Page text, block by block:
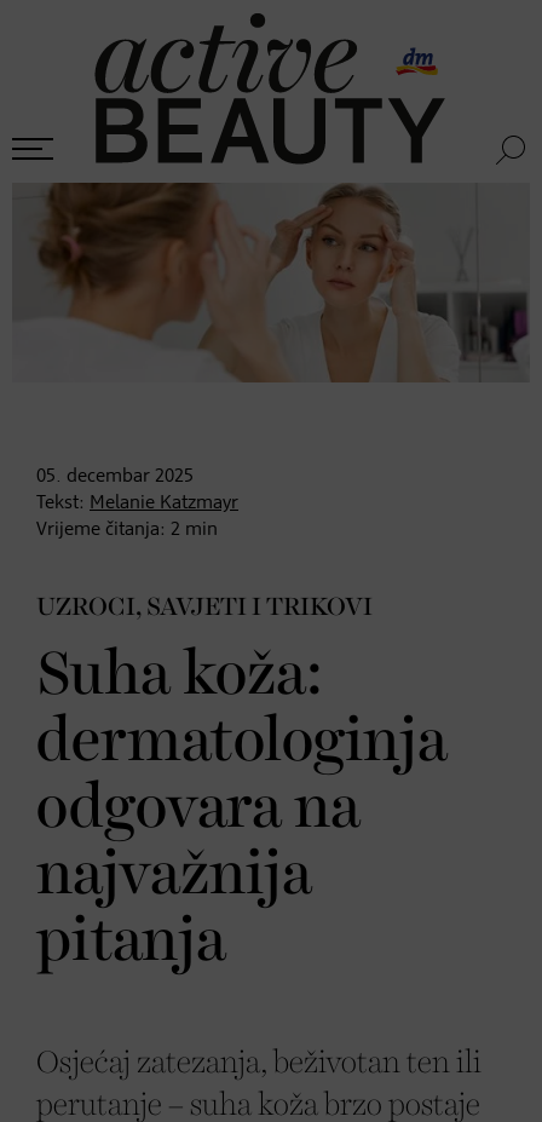
05. decembar 2025
Tekst: Melanie Katzmayr
Vrijeme čitanja: 2 min
UZROCI, SAVJETI I TRIKOVI
Suha koža:
dermatologinja
odgovara na
najvažnija
pitanja
Osjećaj zatezanja, beživotan ten ili
perutanje – suha koža brzo postaje